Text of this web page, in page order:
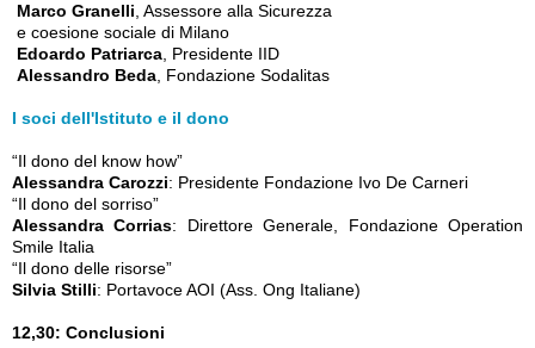
Marco Granelli , Assessore alla Sicurezza
e coesione sociale di Milano
Edoardo Patriarca , Presidente IID
Alessandro Beda , Fondazione Sodalitas
I soci dell'Istituto e il dono
“Il dono del know how”
Alessandra Carozzi: Presidente Fondazione Ivo De Carneri
“Il dono del sorriso”
Alessandra Corrias: Direttore Generale, Fondazione Operation
Smile Italia
“Il dono delle risorse”
Silvia Stilli: Portavoce AOI (Ass. Ong Italiane)
12,30: Conclusioni